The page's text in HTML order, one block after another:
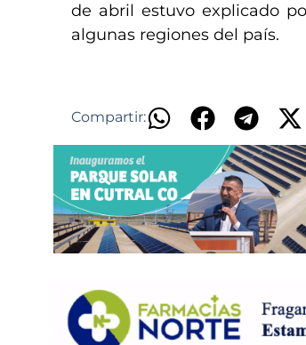
de abril estuvo explicado
algunas regiones del país.
Compartir: